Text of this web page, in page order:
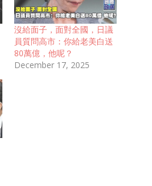
沒給面子，面對全國，日議
員質問高市：你給老美白送
80萬億，他呢？
December 17, 2025